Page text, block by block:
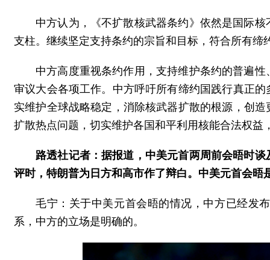
中方认为，《不扩散核武器条约》依然是国际
支柱。继续坚定支持条约的宗旨和目标，符合所有缔
中方高度重视条约作用，支持维护条约的普遍
审议大会各项工作。中方呼吁所有缔约国践行真正
实维护全球战略稳定，消除核武器扩散的根源，创
扩散热点问题，切实维护各国和平利用核能合法权
路透社记者：据报道，中美元首两周前会晤时
评时，特朗普为日方和高市作了辩白。中美元首会晤
毛宁：关于中美元首会晤的情况，中方已经发
系，中方的立场是明确的。